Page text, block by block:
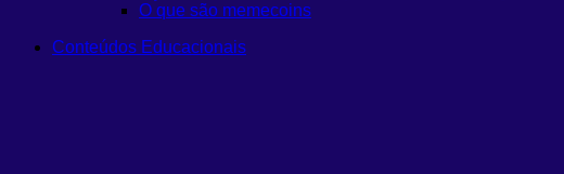
O que são memecoins
Conteúdos Educacionais